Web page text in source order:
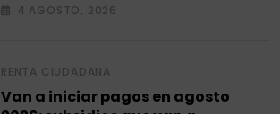
4 AGOSTO, 2026
RENTA CIUDADANA
Van a iniciar pagos en agosto